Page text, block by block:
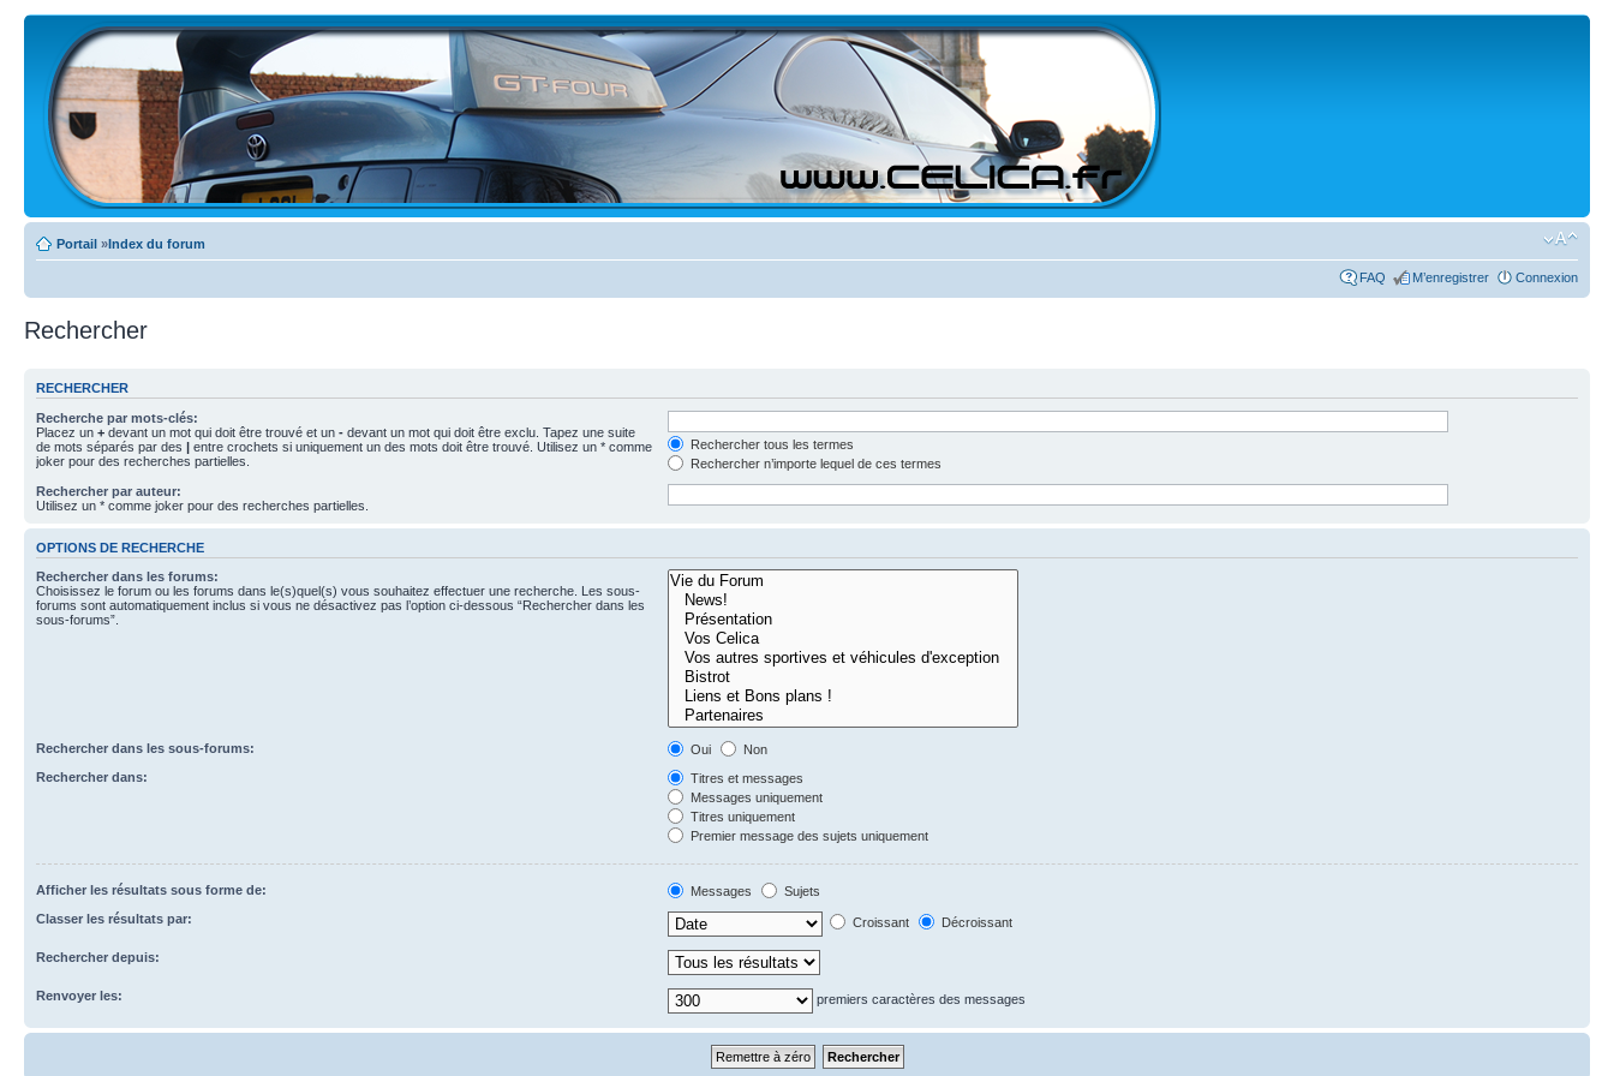
Portail »Index du forum
FAQ M’enregistrer Connexion
Rechercher
RECHERCHER
Recherche par mots-clés:
Placez un + devant un mot qui doit être trouvé et un - devant un mot qui doit être exclu. Tapez une suite
de mots séparés par des | entre crochets si uniquement un des mots doit être trouvé. Utilisez un * comme
joker pour des recherches partielles.
Rechercher tous les termes
Rechercher n’importe lequel de ces termes
Rechercher par auteur:
Utilisez un * comme joker pour des recherches partielles.
OPTIONS DE RECHERCHE
Rechercher dans les forums:
Choisissez le forum ou les forums dans le(s)quel(s) vous souhaitez effectuer une recherche. Les sous-
forums sont automatiquement inclus si vous ne désactivez pas l’option ci-dessous “Rechercher dans les
sous-forums”.
Rechercher dans les sous-forums: Oui
Non
Rechercher dans:
Titres et messages
Messages uniquement
Titres uniquement
Premier message des sujets uniquement
Afficher les résultats sous forme de: Messages
Sujets
Classer les résultats par:
Croissant Décroissant
Rechercher depuis:
Renvoyer les: premiers caractères des messages